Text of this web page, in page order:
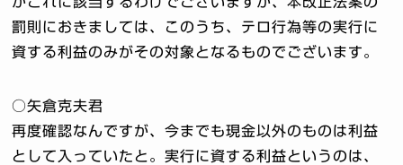
罰則におきましては、このうち、テロ行為等の実行に
資する利益のみがその対象となるものでございます。
○矢倉克夫君
再度確認なんですが、今までも現金以外のものは利益
として入っていたと。実行に資する利益というのは、